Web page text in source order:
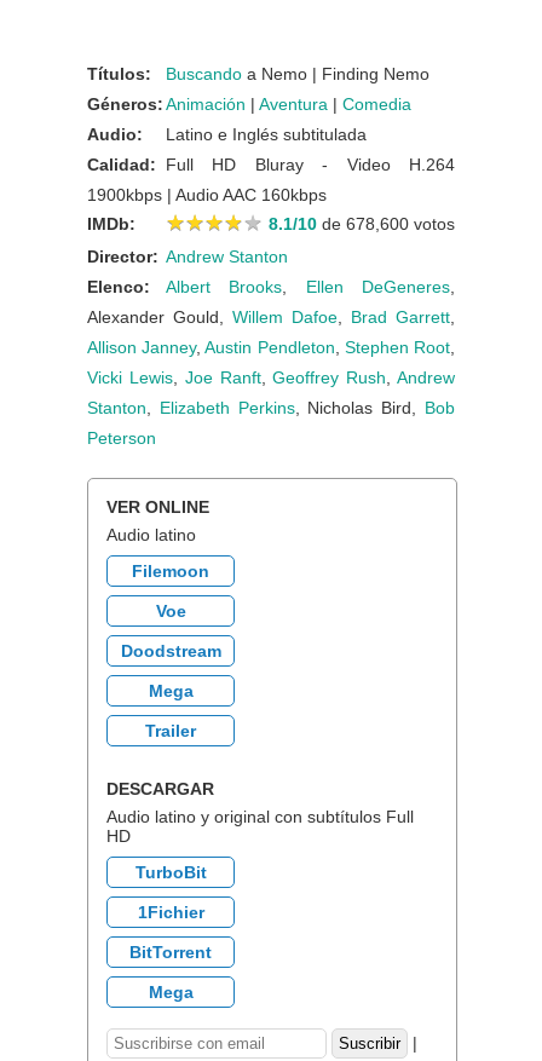
Títulos: Buscando a Nemo | Finding Nemo
Géneros:Animación | Aventura | Comedia
Audio:
Latino e Inglés subtitulada
Calidad:
Full HD Bluray - Video H.264
1900kbps | Audio AAC 160kbps
IMDb:
★★★★★
★★★★★ 8.1/10 de 678,600 votos
Director: Andrew Stanton
Elenco:
Albert Brooks Ellen DeGeneres
Alexander Gould, Willem Dafoe Brad Garrett
Allison Janney,Austin Pendleton Stephen Root
Vicki Lewis, Joe Ranft,Geoffrey Rush ,Andrew
Stanton
Elizabeth Perkins, Nicholas Bird, Bob
Peterson
VER ONLINE
Audio latino
Filemoon
Voe
Doodstream
Mega
Trailer
DESCARGAR
Audio latino y original con subtítulos Full
HD
TurboBit
1Fichier
BitTorrent
Mega
|